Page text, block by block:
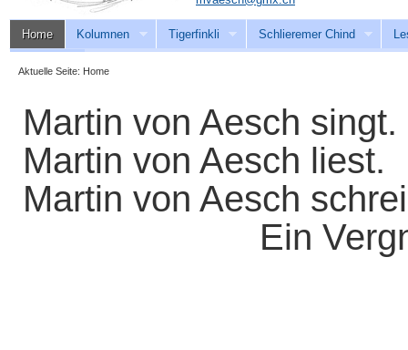
Home Kolumnen Tigerfinkli Schlieremer Chind
Aktuelle Seite: Home
Martin von Aesch singt.
Martin von Aesch liest.
Martin von Aesch
Ein